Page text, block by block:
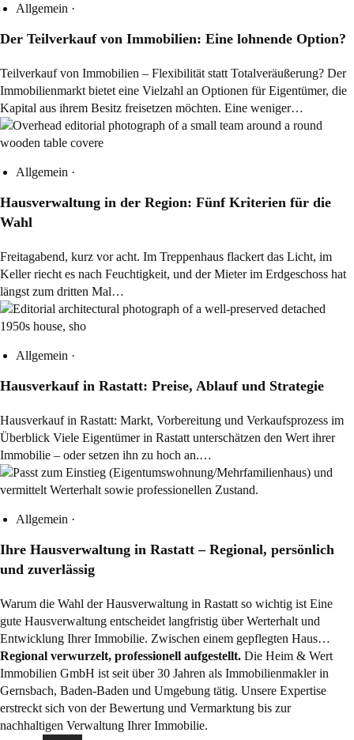
Allgemein ·
Der Teilverkauf von Immobilien: Eine lohnende Option?
Teilverkauf von Immobilien – Flexibilität statt Totalveräußerung? Der
Immobilienmarkt bietet eine Vielzahl an Optionen für Eigentümer, die
Kapital aus ihrem Besitz freisetzen möchten. Eine weniger…
Allgemein ·
Hausverwaltung in der Region: Fünf Kriterien für die
Wahl
Freitagabend, kurz vor acht. Im Treppenhaus flackert das Licht, im
Keller riecht es nach Feuchtigkeit, und der Mieter im Erdgeschoss hat
längst zum dritten Mal…
Allgemein ·
Hausverkauf in Rastatt: Preise, Ablauf und Strategie
Hausverkauf in Rastatt: Markt, Vorbereitung und Verkaufsprozess im
Überblick Viele Eigentümer in Rastatt unterschätzen den Wert ihrer
Immobilie – oder setzen ihn zu hoch an.…
Allgemein ·
Ihre Hausverwaltung in Rastatt – Regional, persönlich
und zuverlässig
Warum die Wahl der Hausverwaltung in Rastatt so wichtig ist Eine
gute Hausverwaltung entscheidet langfristig über Werterhalt und
Entwicklung Ihrer Immobilie. Zwischen einem gepflegten Haus…
Regional verwurzelt, professionell aufgestellt. Die Heim & Wert
Immobilien GmbH ist seit über 30 Jahren als Immobilienmaklerin
Gernsbach, Baden-Baden und Umgebung tätig. Unsere Expertise
erstreckt sich von der Bewertung und Vermarktung bis zur
nachhaltigen Verwaltung Ihrer Immobilie.